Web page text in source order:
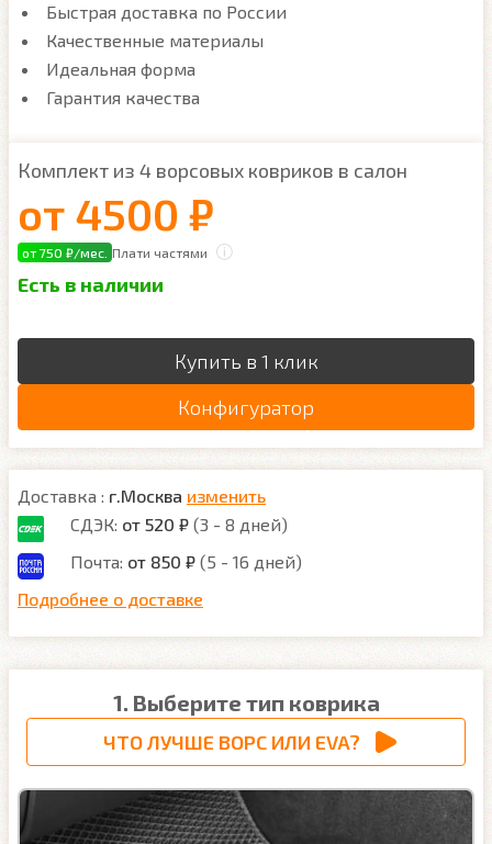
Быстрая доставка по России
Качественные материалы
Идеальная форма
Гарантия качества
Комплект из 4 ворсовых ковриков в салон
от 4500 ₽
от 750 ₽/мес. Плати частями
Есть в наличии
Купить в 1 клик
Конфигуратор
Доставка : г.Москва изменить
СДЭК: от 520 ₽ (3 - 8 дней)
Почта: от 850 ₽ (5 - 16 дней)
Подробнее о доставке
1. Выберите тип коврика
ЧТО ЛУЧШЕ ВОРС ИЛИ EVA?